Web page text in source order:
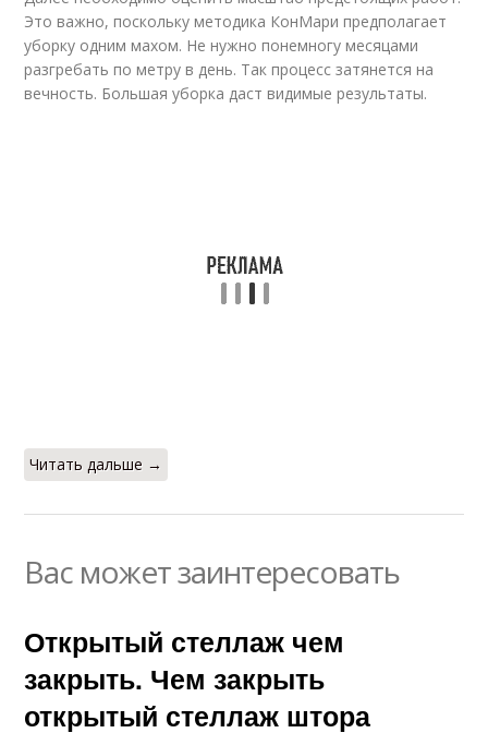
Это важно, поскольку методика КонМари предполагает
уборку одним махом. Не нужно понемногу месяцами
разгребать по метру в день. Так процесс затянется на
вечность. Большая уборка даст видимые результаты.
Читать дальше →
Вас может заинтересовать
Открытый стеллаж чем
закрыть. Чем закрыть
открытый стеллаж штора